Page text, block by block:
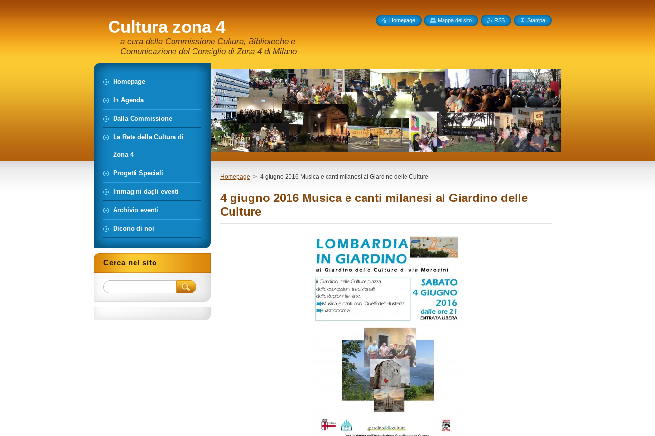
Cultura zona 4
a cura della Commissione Cultura, Biblioteche e
Comunicazione del Consiglio di Zona 4 di Milano
Homepage > 4 giugno 2016 Musica e canti milanesi al Giardino delle Culture
4 giugno 2016 Musica e canti milanesi al Giardino delle
Culture
Homepage
In Agenda
Dalla Commissione
La Rete della Cultura di
Zona 4
Progetti Speciali
Immagini dagli eventi
Archivio eventi
Dicono di noi
Cerca nel sito
Homepage Mappa del sito RSS Stampa